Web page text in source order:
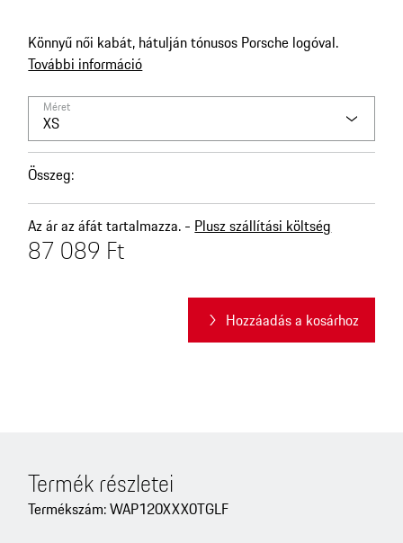
Könnyű női kabát, hátulján tónusos Porsche logóval.
További információ
Méret
XS
Összeg:
Az ár az áfát tartalmazza. - Plusz szállítási költség
87 089 Ft
Hozzáadás a kosárhoz
Termék részletei
Termékszám: WAP120XXX0TGLF